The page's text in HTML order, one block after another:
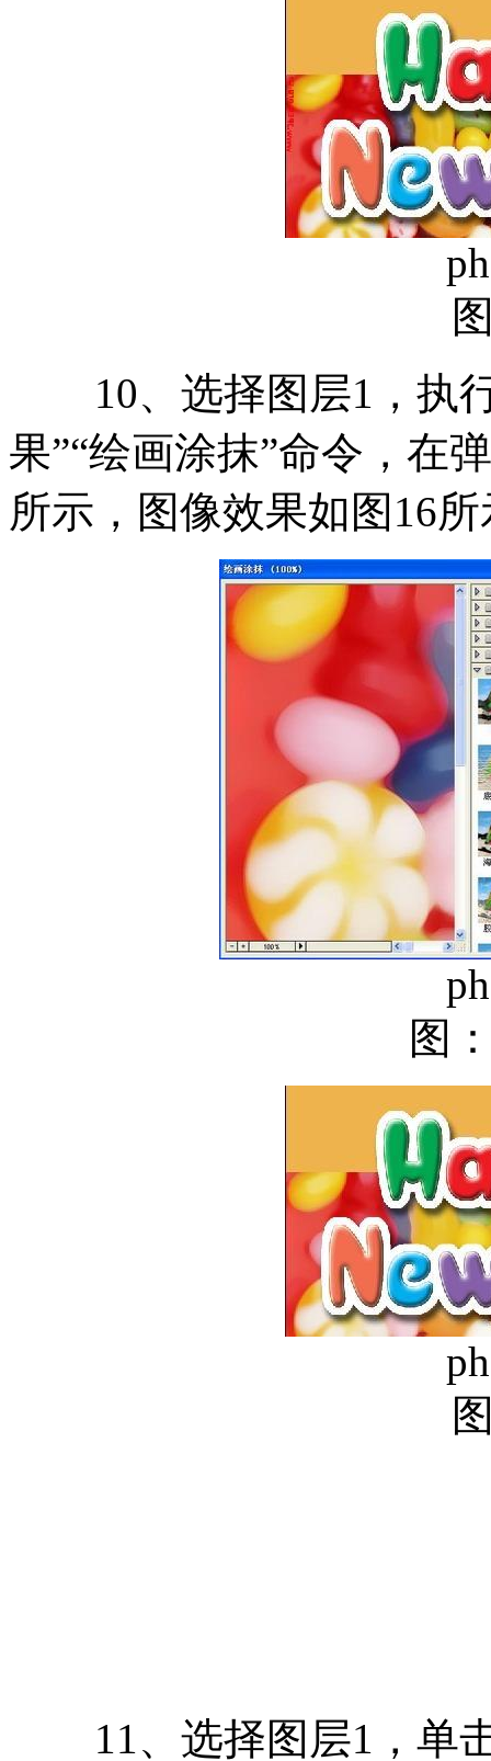
10、选择图层1，执行
果”“绘画涂抹”命令，在
所示，图像效果如图16
图
11、选择图层1，单击